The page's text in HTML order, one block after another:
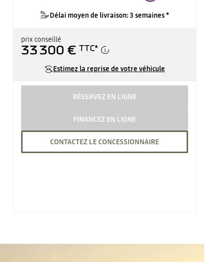
Délai moyen de livraison: 3 semaines *
prix conseillé
33 300 € TTC*
Estimez la reprise de votre véhicule
RÉSERVEZ EN LIGNE
FINANCEZ EN LIGNE
CONTACTEZ LE CONCESSIONNAIRE